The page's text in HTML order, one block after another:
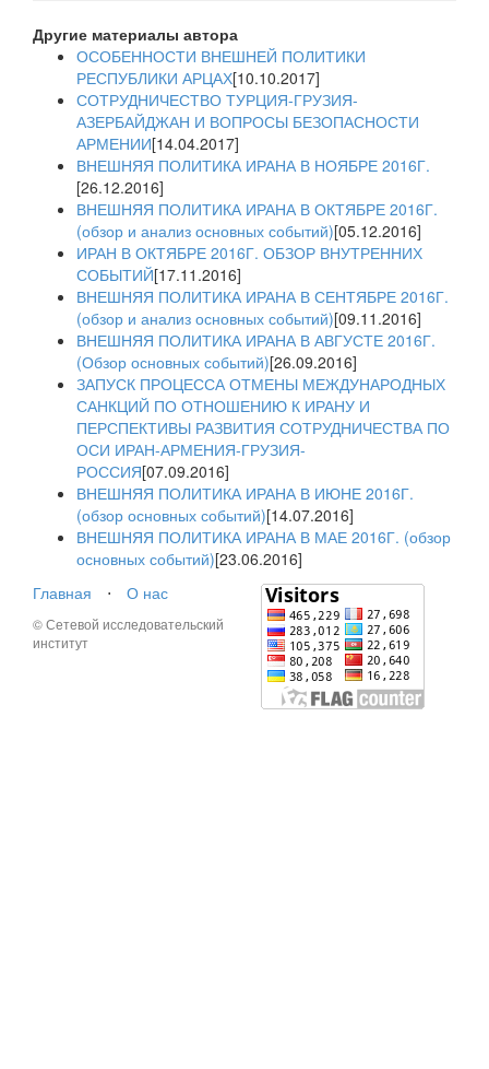
Другие материалы автора
ОСОБЕННОСТИ ВНЕШНЕЙ ПОЛИТИКИ
РЕСПУБЛИКИ АРЦАХ[10.10.2017]
СОТРУДНИЧЕСТВО ТУРЦИЯ-ГРУЗИЯ-
АЗЕРБАЙДЖАН И ВОПРОСЫ БЕЗОПАСНОСТИ
АРМЕНИИ[14.04.2017]
ВНЕШНЯЯ ПОЛИТИКА ИРАНА В НОЯБРЕ 2016Г.
[26.12.2016]
ВНЕШНЯЯ ПОЛИТИКА ИРАНА В ОКТЯБРЕ 2016Г.
(обзор и анализ основных событий)[05.12.2016]
ИРАН В ОКТЯБРЕ 2016Г. ОБЗОР ВНУТРЕННИХ
СОБЫТИЙ[17.11.2016]
ВНЕШНЯЯ ПОЛИТИКА ИРАНА В СЕНТЯБРЕ 2016Г.
(обзор и анализ основных событий)[09.11.2016]
ВНЕШНЯЯ ПОЛИТИКА ИРАНА В АВГУСТЕ 2016Г.
(Обзор основных событий)[26.09.2016]
ЗАПУСК ПРОЦЕССА ОТМЕНЫ МЕЖДУНАРОДНЫХ
САНКЦИЙ ПО ОТНОШЕНИЮ К ИРАНУ И
ПЕРСПЕКТИВЫ РАЗВИТИЯ СОТРУДНИЧЕСТВА ПО
ОСИ ИРАН-АРМЕНИЯ-ГРУЗИЯ-
РОССИЯ[07.09.2016]
ВНЕШНЯЯ ПОЛИТИКА ИРАНА В ИЮНЕ 2016Г.
(обзор основных событий)[14.07.2016]
ВНЕШНЯЯ ПОЛИТИКА ИРАНА В МАЕ 2016Г. (обзор
основных событий)[23.06.2016]
Главная
⋅ О нас
© Сетевой исследовательский
институт